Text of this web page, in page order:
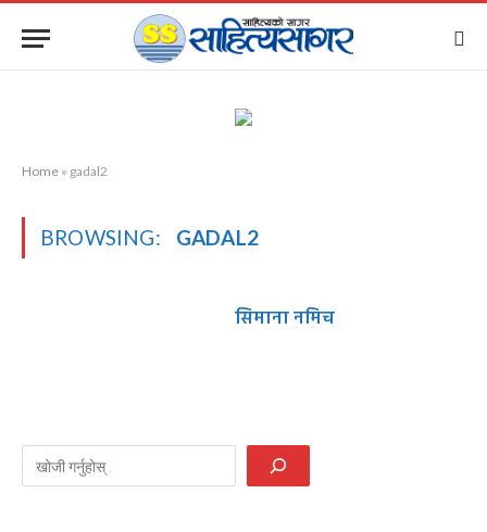
Home » gadal2
BROWSING: GADAL2
सिमाना नमिच